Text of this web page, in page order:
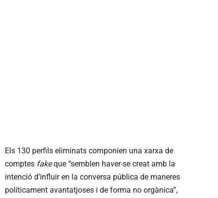
Els 130 perfils eliminats componien una xarxa de
comptes fakeque “semblen haver-se creat amb la
intenció d’influir en la conversa pública de maneres
políticament avantatjoses i de forma no orgànica”,